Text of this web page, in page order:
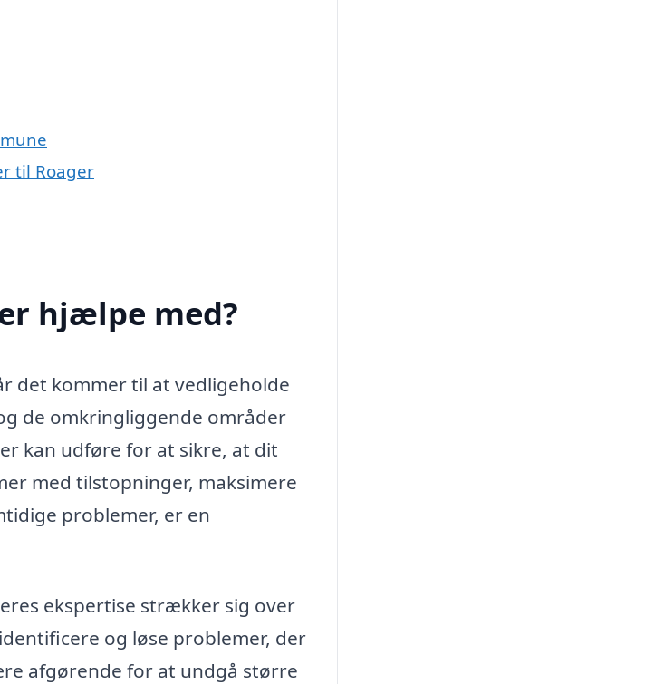
til Roager
hjælpe med?
det kommer til at vedligeholde
de omkringliggende områder
kan udføre for at sikre, at dit
med tilstopninger, maksimere
problemer, er en
ekspertise strækker sig over
og løse problemer, der
afgørende for at undgå større